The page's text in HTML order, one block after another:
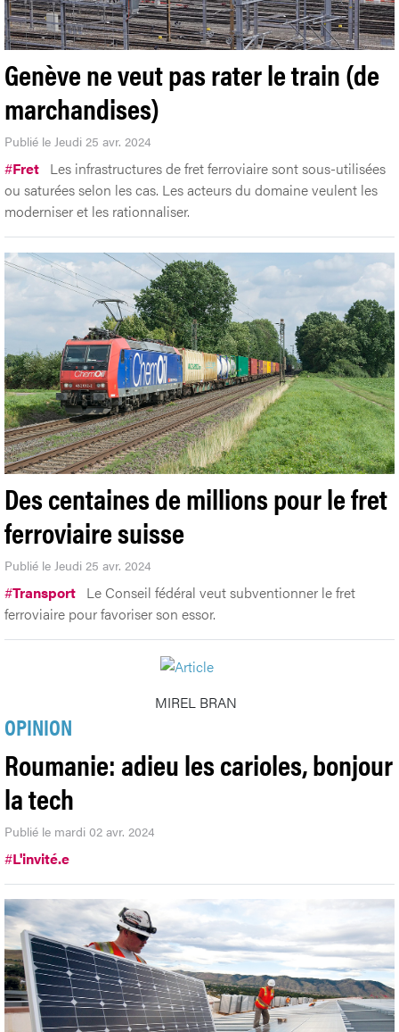
Genève ne veut pas rater le train (de
marchandises)
Publié le Jeudi 25 avr. 2024
#Fret Les infrastructures de fret ferroviaire sont sous-utilisées
ou saturées selon les cas. Les acteurs du domaine veulent les
moderniser et les rationnaliser.
Des centaines de millions pour le fret
ferroviaire suisse
Publié le Jeudi 25 avr. 2024
#Transport Le Conseil fédéral veut subventionner le fret
ferroviaire pour favoriser son essor.
MIREL BRAN
OPINION
Roumanie: adieu les carioles, bonjour
la tech
Publié le mardi 02 avr. 2024
#L'invité.e